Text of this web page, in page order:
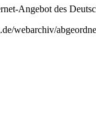
Angebot des
webarchiv/